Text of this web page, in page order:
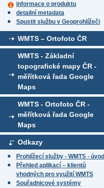
informace o produktu
detailní metadata
Spustit službu v Geoprohlížeči
WMTS – Ortofoto ČR
WMTS - Základní
topografické mapy ČR -
měřítková řada Google
Maps
WMTS - Ortofoto ČR -
měřítková řada Google
Maps
Odkazy
Prohlížecí služby - WMTS - úvod
Přehled aplikací – klientů
vhodných pro využití WMTS
Souřadnicové systémy